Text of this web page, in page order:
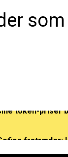
som
fratræder: